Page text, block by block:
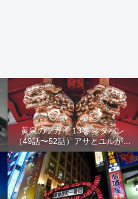
黄泉のツガイ 13巻 ネタバレ
（49話〜52話）アサとユルが家
出！西ノ村の真実とヒカルの決
意を解説